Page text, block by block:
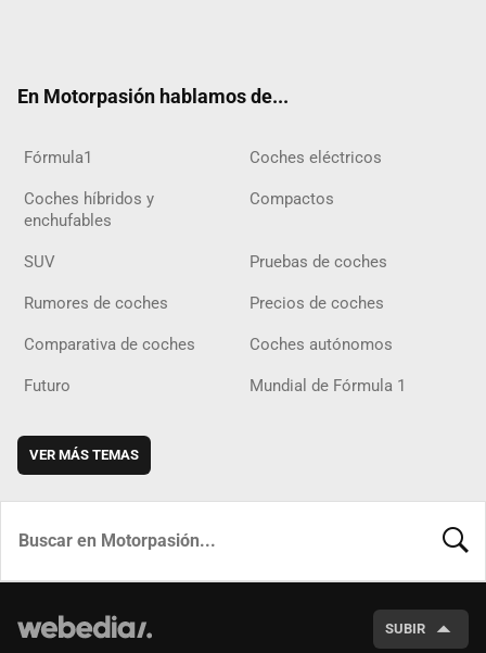
En Motorpasión hablamos de...
Fórmula1 Coches eléctricos
Coches híbridos y
enchufables
Compactos
SUV Pruebas de coches
Rumores de coches Precios de coches
Comparativa de coches Coches autónomos
Futuro Mundial de Fórmula 1
VER MÁS TEMAS
SUBIR